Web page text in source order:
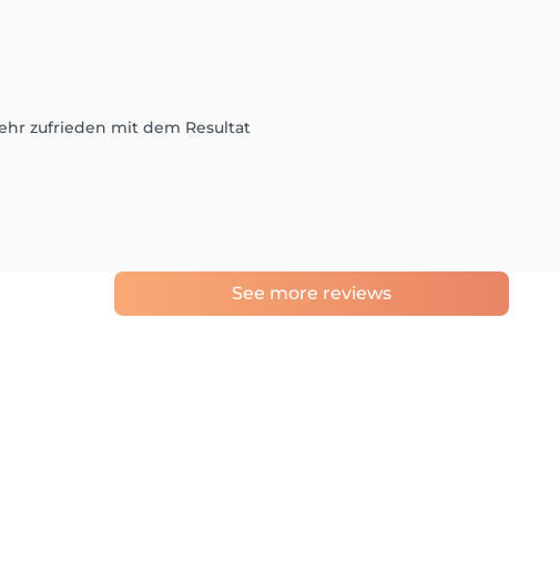
zufrieden mit dem Resultat
See more reviews